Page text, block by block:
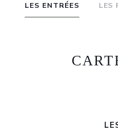
LES ENTRÉES LES